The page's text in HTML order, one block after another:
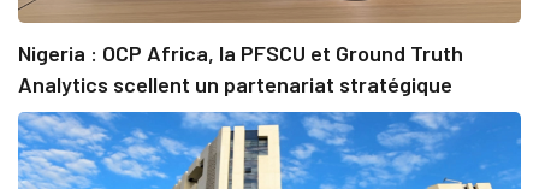
Nigeria : OCP Africa, la PFSCU et Ground Truth
Analytics scellent un partenariat stratégique